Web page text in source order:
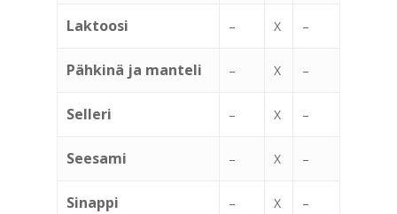
Laktoosi – X –
Pähkinä ja manteli – X –
Selleri – X –
Seesami – X –
Sinappi – X –